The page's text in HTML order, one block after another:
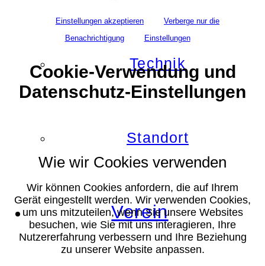
Technik
Standort
Verein
Einstellungen akzeptieren
Verberge nur die
Benachrichtigung
Einstellungen
Cookie-Verwendung und
Datenschutz-Einstellungen
Wie wir Cookies verwenden
Wir können Cookies anfordern, die auf Ihrem
Gerät eingestellt werden. Wir verwenden Cookies,
um uns mitzuteilen, wenn Sie unsere Websites
besuchen, wie Sie mit uns interagieren, Ihre
Nutzererfahrung verbessern und Ihre Beziehung
zu unserer Website anpassen.